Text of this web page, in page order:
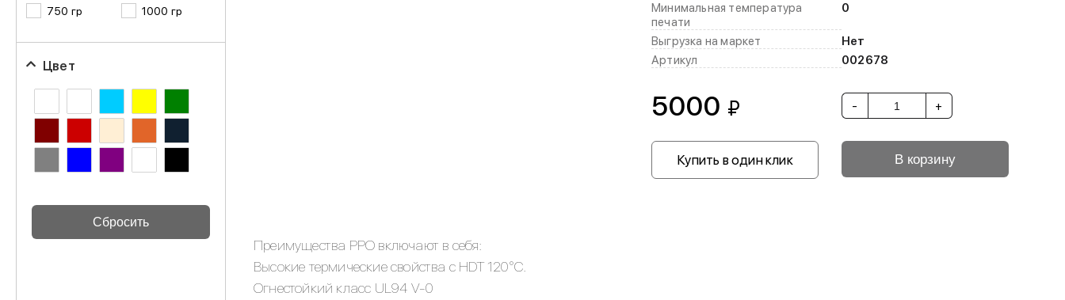
750 гр
1000 гр
Цвет
Сбросить
Минимальная температура
печати
0
Выгрузка на маркет
Нет
Артикул
002678
5000 ₽ - +
Купить в один клик
Преимущества PPO включают в себя:
Высокие термические свойства с HDT 120°C.
Огнестойкий класс UL94 V-0